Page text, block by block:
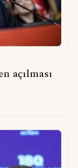
açılması